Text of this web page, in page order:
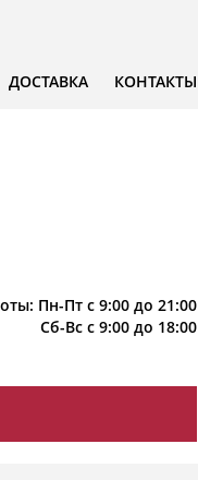
ДОСТАВКА КОНТАКТЫ
Пн-Пт с 9:00 до 21:00
Сб-Вс с 9:00 до 18:00